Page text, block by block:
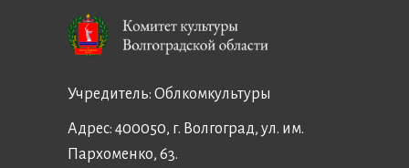
Учредитель: Облкомкультуры
Адрес: 400050, г. Волгоград, ул. им.
Пархоменко, 63.